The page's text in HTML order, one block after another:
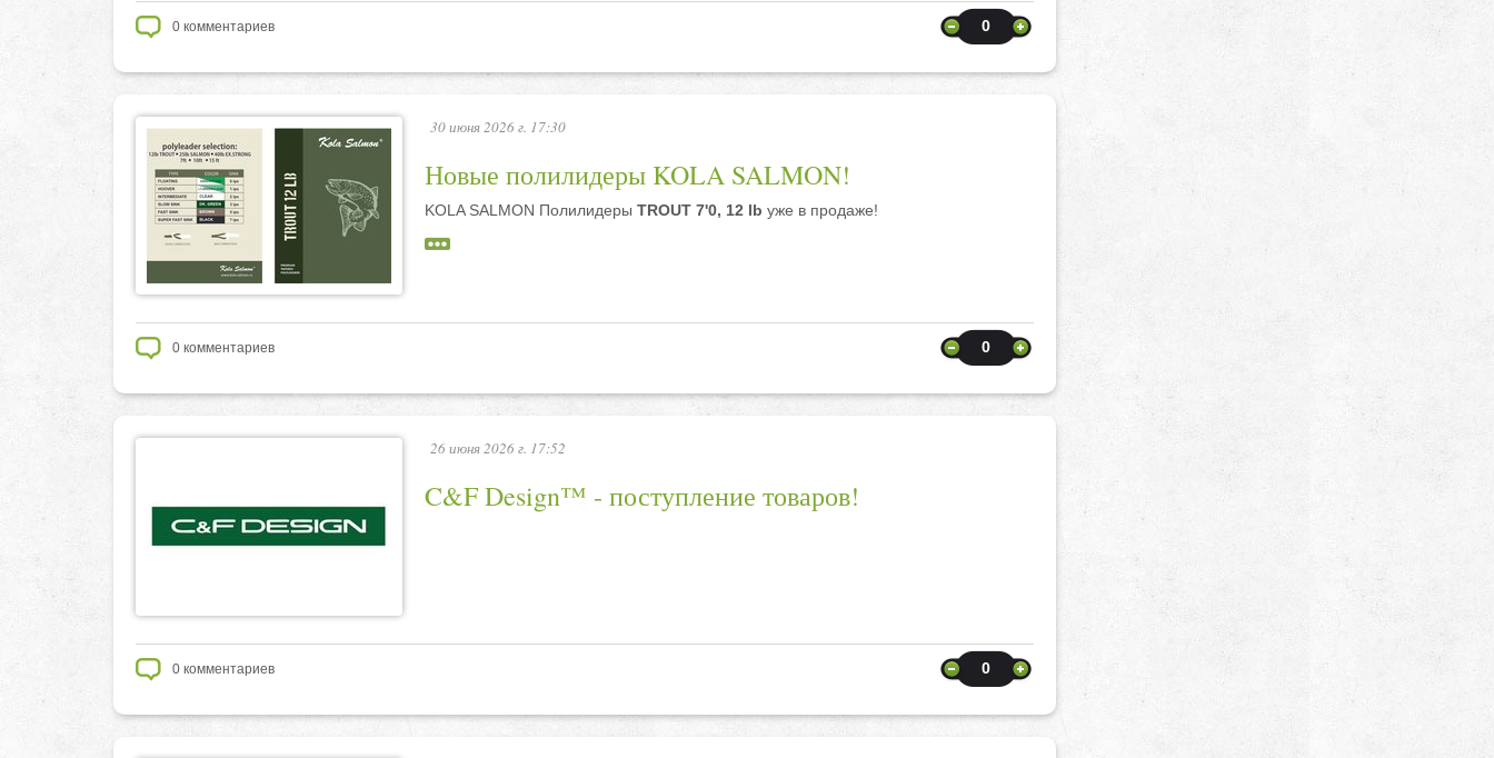
0 комментариев 0
30 июня 2026 г. 17:30
Новые полилидеры KOLA SALMON!
KOLA SALMON Полилидеры TROUT 7'0, 12 lb уже в продаже!
0 комментариев 0
26 июня 2026 г. 17:52
C&F Design™ - поступление товаров!
0 комментариев 0